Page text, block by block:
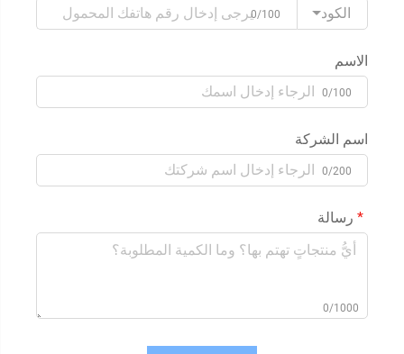
الكود
0/100
الاسم
0/100
اسم الشركة
0/200
رسالة
0/1000